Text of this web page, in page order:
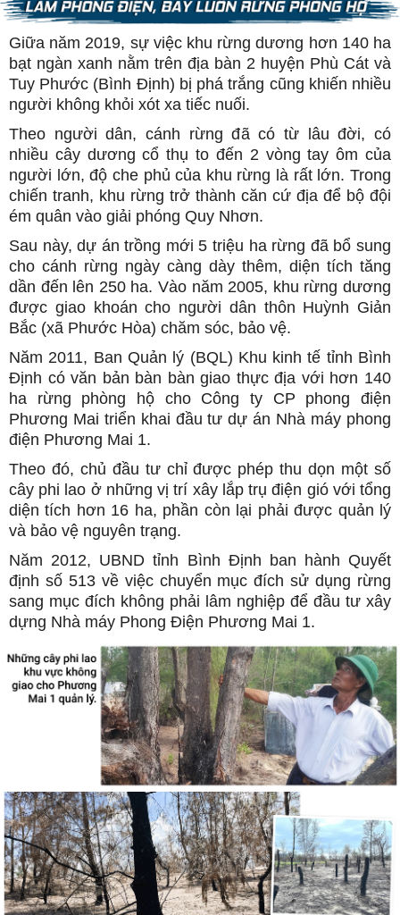
Giữa năm 2019, sự việc khu rừng dương hơn 140 ha
bạt ngàn xanh nằm trên địa bàn 2 huyện Phù Cát và
Tuy Phước (Bình Định) bị phá trắng cũng khiến nhiều
người không khỏi xót xa tiếc nuối.
Theo người dân, cánh rừng đã có từ lâu đời, có
nhiều cây dương cổ thụ to đến 2 vòng tay ôm của
người lớn, độ che phủ của khu rừng là rất lớn. Trong
chiến tranh, khu rừng trở thành căn cứ địa để bộ đội
ém quân vào giải phóng Quy Nhơn.
Sau này, dự án trồng mới 5 triệu ha rừng đã bổ sung
cho cánh rừng ngày càng dày thêm, diện tích tăng
dần đến lên 250 ha. Vào năm 2005, khu rừng dương
được giao khoán cho người dân thôn Huỳnh Giản
Bắc (xã Phước Hòa) chăm sóc, bảo vệ.
Năm 2011, Ban Quản lý (BQL) Khu kinh tế tỉnh Bình
Định có văn bản bàn bàn giao thực địa với hơn 140
ha rừng phòng hộ cho Công ty CP phong điện
Phương Mai triển khai đầu tư dự án Nhà máy phong
điện Phương Mai 1.
Theo đó, chủ đầu tư chỉ được phép thu dọn một số
cây phi lao ở những vị trí xây lắp trụ điện gió với tổng
diện tích hơn 16 ha, phần còn lại phải được quản lý
và bảo vệ nguyên trạng.
Năm 2012, UBND tỉnh Bình Định ban hành Quyết
định số 513 về việc chuyển mục đích sử dụng rừng
sang mục đích không phải lâm nghiệp để đầu tư xây
dựng Nhà máy Phong Điện Phương Mai 1.